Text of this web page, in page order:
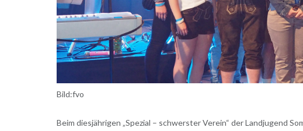
Bild:fvo
Beim diesjährigen „Spezial – schwerster Verein“ der Landjugend